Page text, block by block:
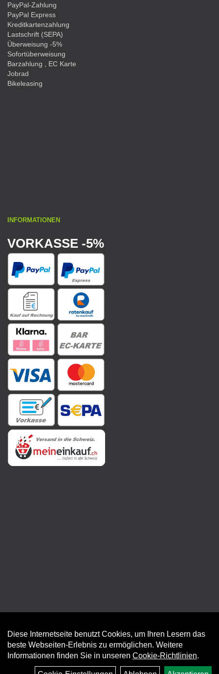
PayPal-Zahlung
PayPal Express
Kreditkartenzahlung
Lastschrift (SEPA)
Überweisung -5%
Sofortüberweisung
Barzahlung , EC Karte
Jobrad
Bikeleasing
INFORMATIONEN
VORKASSE -5%
Diese Internetseite benutzt Cookies, um Ihren Lesern das
beste Webseiten-Erlebnis zu ermöglichen. Weitere
Informationen finden Sie in unseren Cookie-Richtlinien.
Auftrag widerrufen